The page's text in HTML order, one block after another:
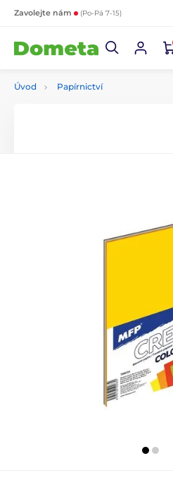
Zavolejte nám (Po-Pá 7-15)
Úvod Papírnictví